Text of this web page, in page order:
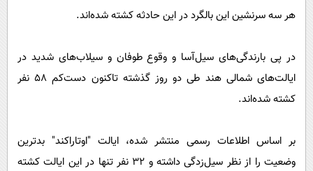
هر سه سرنشین این بالگرد در این حادثه کشته شده‌اند.
در پی بارندگی‌های سیل‌آسا و وقوع طوفان و سیلاب‌های شدید در
ایالت‌های شمالی هند طی دو روز گذشته تاکنون دست‌کم ۵۸ نفر
کشته شده‌اند.
بر اساس اطلاعات رسمی منتشر شده، ایالت "اوتاراکند" بدترین
وضعیت را از نظر سیل‌زدگی داشته و ۳۲ نفر تنها در این ایالت کشته